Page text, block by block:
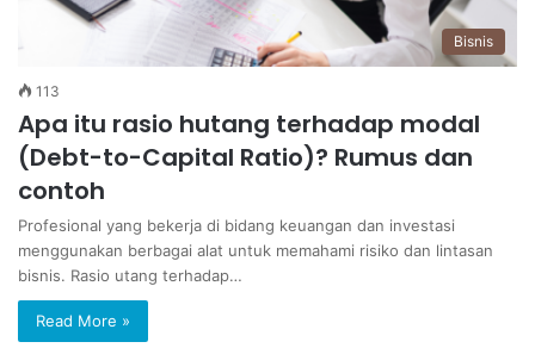
Bisnis
113
Apa itu rasio hutang terhadap modal
(Debt-to-Capital Ratio)? Rumus dan
contoh
Profesional yang bekerja di bidang keuangan dan investasi
menggunakan berbagai alat untuk memahami risiko dan lintasan
bisnis. Rasio utang terhadap…
Read More »